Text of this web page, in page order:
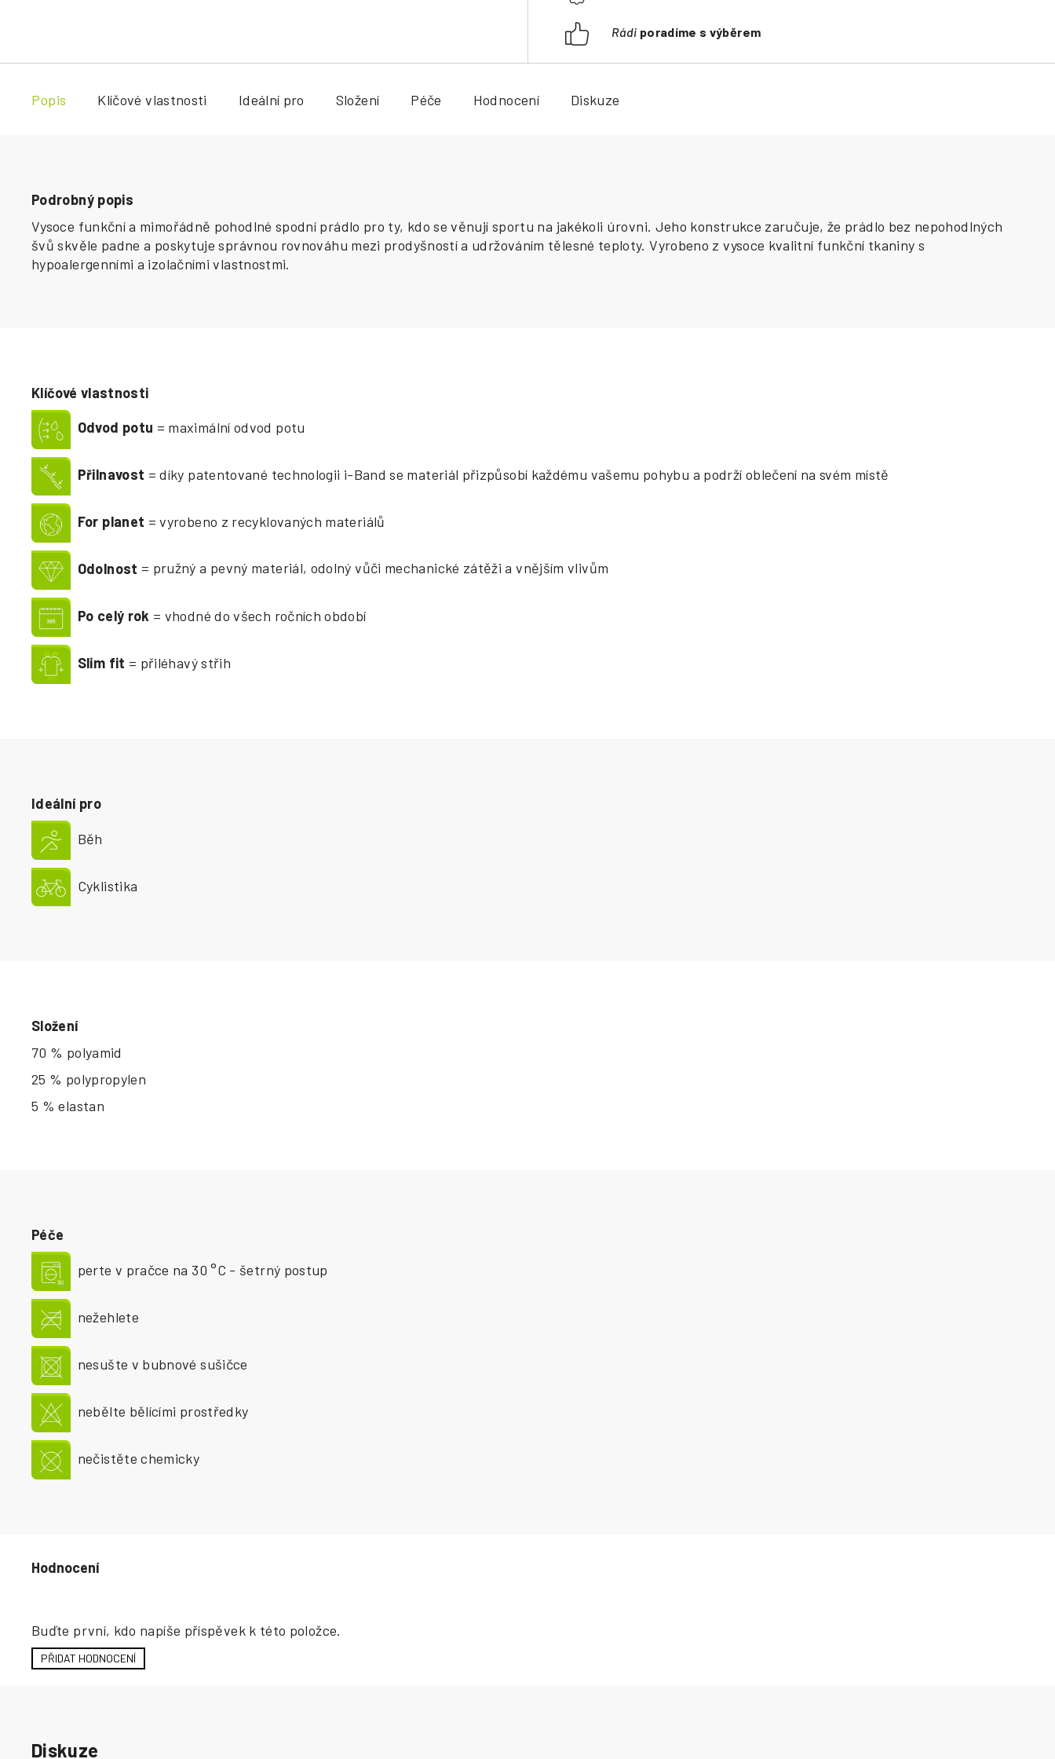
Rádi poradíme s výběrem
Popis Klíčové vlastnosti Ideální pro Složení Péče Hodnocení Diskuze
Podrobný popis
Vysoce funkční a mimořádně pohodlné spodní prádlo pro ty, kdo se věnují sportu na jakékoli úrovni. Jeho konstrukce zaručuje, že prádlo bez nepohodlných
švů skvěle padne a poskytuje správnou rovnováhu mezi prodyšností a udržováním tělesné teploty. Vyrobeno z vysoce kvalitní funkční tkaniny s
hypoalergenními a izolačními vlastnostmi.
Buďte první, kdo napíše příspěvek k této položce.
PŘIDAT HODNOCENÍ
Diskuze
Péče
perte v pračce na 30 °C - šetrný postup
nežehlete
nesušte v bubnové sušičce
nebělte bělícími prostředky
nečistěte chemicky
Složení
70 % polyamid
25 % polypropylen
5 % elastan
Ideální pro
Běh
Cyklistika
Klíčové vlastnosti
Odvod potu = maximální odvod potu
Přilnavost = díky patentované technologii i-Band se materiál přizpůsobí každému vašemu pohybu a podrží oblečení na svém místě
For planet = vyrobeno z recyklovaných materiálů
Odolnost = pružný a pevný materiál, odolný vůči mechanické zátěži a vnějším vlivům
Po celý rok = vhodné do všech ročních období
Slim fit = přiléhavý střih